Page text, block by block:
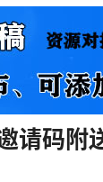
请码附